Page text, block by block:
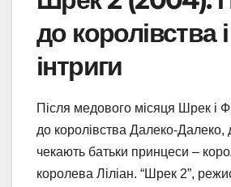
до королівства
інтриги
Після медового місяця Шрек і
до королівства Далеко-Далеко,
чекають батьки принцеси –
королева Ліліан. “Шрек 2”,